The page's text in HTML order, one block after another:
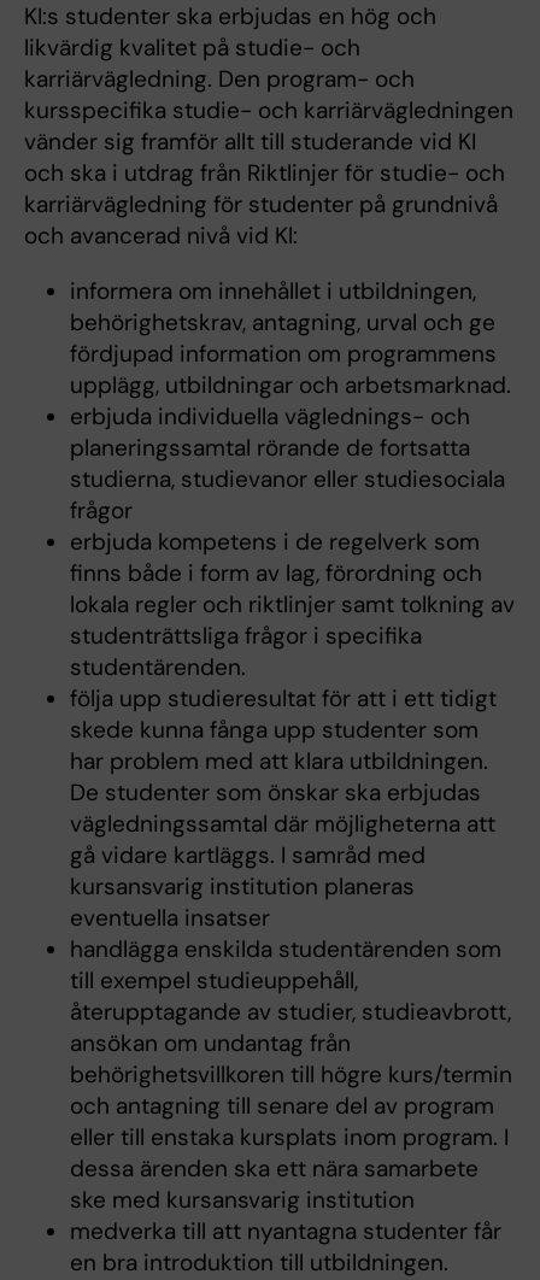
KI:s studenter ska erbjudas en hög och
likvärdig kvalitet på studie- och
karriärvägledning. Den program- och
kursspecifika studie- och karriärvägledningen
vänder sig framför allt till studerande vid KI
och ska i utdrag från Riktlinjer för studie- och
karriärvägledning för studenter på grundnivå
och avancerad nivå vid Kl:
informera om innehållet i utbildningen,
behörighetskrav, antagning, urval och ge
fördjupad information om programmens
upplägg, utbildningar och arbetsmarknad.
erbjuda individuella väglednings- och
planeringssamtal rörande de fortsatta
studierna, studievanor eller studiesociala
frågor
erbjuda kompetens i de regelverk som
finns både i form av lag, förordning och
lokala regler och riktlinjer samt tolkning av
studenträttsliga frågor i specifika
studentärenden.
följa upp studieresultat för att i ett tidigt
skede kunna fånga upp studenter som
har problem med att klara utbildningen.
De studenter som önskar ska erbjudas
vägledningssamtal där möjligheterna att
gå vidare kartläggs. I samråd med
kursansvarig institution planeras
eventuella insatser
handlägga enskilda studentärenden som
till exempel studieuppehåll,
återupptagande av studier, studieavbrott,
ansökan om undantag från
behörighetsvillkoren till högre kurs/termin
och antagning till senare del av program
eller till enstaka kursplats inom program. I
dessa ärenden ska ett nära samarbete
ske med kursansvarig institution
medverka till att nyantagna studenter får
en bra introduktion till utbildningen.